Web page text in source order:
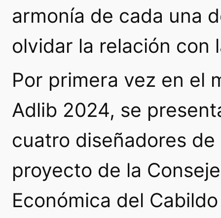
armonía de cada una
olvidar la relación con
Por primera vez en el
Adlib 2024, se
cuatro diseñadores
proyecto de la
Económica del